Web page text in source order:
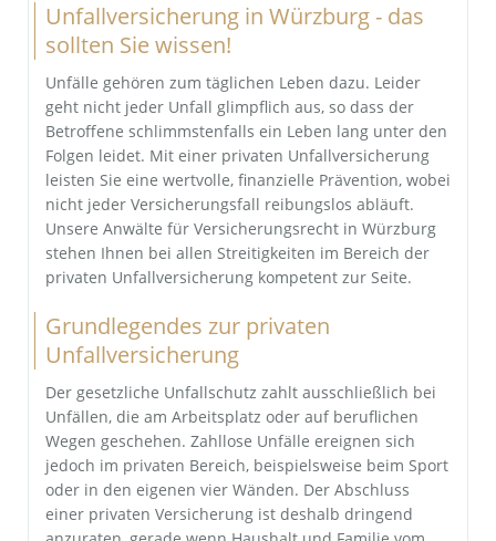
Sozialrecht
Sozialversicherungsrecht und Betriebsprüfungen
Verkehrsrecht, Ordnungswidrigkeiten und Strafrecht
Versicherungsrecht
Wohnungseigentumsrecht
Unfallversicherung in Würzburg - das
sollten Sie wissen!
Unfälle gehören zum täglichen Leben dazu. Leider
geht nicht jeder Unfall glimpflich aus, so dass der
Betroffene schlimmstenfalls ein Leben lang unter den
Folgen leidet. Mit einer privaten Unfallversicherung
leisten Sie eine wertvolle, finanzielle Prävention, wobei
nicht jeder Versicherungsfall reibungslos abläuft.
Unsere Anwälte für Versicherungsrecht in Würzburg
stehen Ihnen bei allen Streitigkeiten im Bereich der
privaten Unfallversicherung kompetent zur Seite.
Grundlegendes zur privaten
Unfallversicherung
Der gesetzliche Unfallschutz zahlt ausschließlich bei
Unfällen, die am Arbeitsplatz oder auf beruflichen
Wegen geschehen. Zahllose Unfälle ereignen sich
jedoch im privaten Bereich, beispielsweise beim Sport
oder in den eigenen vier Wänden. Der Abschluss
einer privaten Versicherung ist deshalb dringend